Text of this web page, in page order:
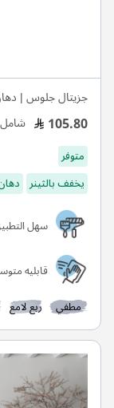
جزيتال جلوس |
105.80
متوفر
يخفف بالثينر
سهل
قابليه
مطفي
ربع لامع